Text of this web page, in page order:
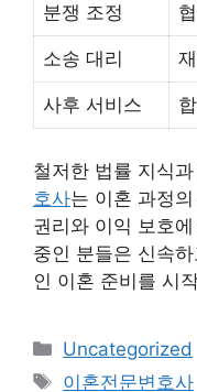
분쟁 조정
소송 대리
사후 서비스
철저한 법률 지식
호사는 이혼 과정
권리와 이익 보호
중인 분들은 신속
인 이혼 준비를 시
Categories
Uncategorized
Tags
이혼전문변호사